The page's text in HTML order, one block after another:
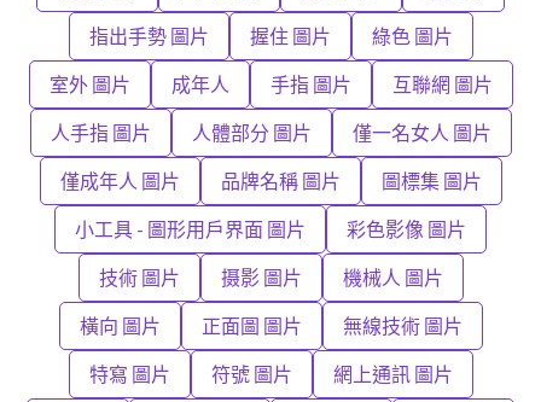
指出手勢 圖片 握住 圖片 綠色 圖片
室外 圖片 成年人 手指 圖片 互聯網 圖片
人手指 圖片 人體部分 圖片 僅一名女人 圖片
僅成年人 圖片 品牌名稱 圖片 圖標集 圖片
小工具 - 圖形用戶界面 圖片 彩色影像 圖片
技術 圖片 摄影 圖片 機械人 圖片
橫向 圖片 正面圖 圖片 無線技術 圖片
特寫 圖片 符號 圖片 網上通訊 圖片